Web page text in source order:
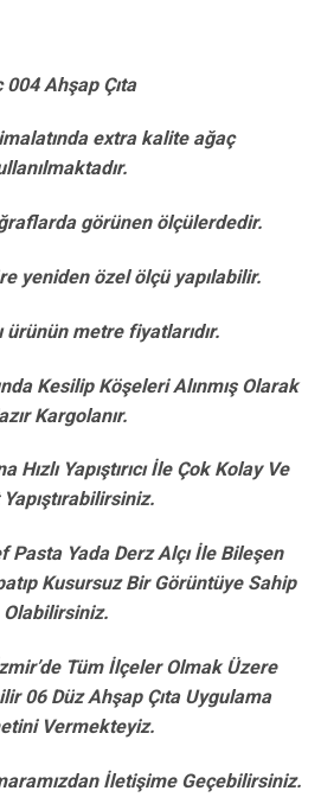
004 Ahşap Çıta
extra kalite ağaç
görünen ölçülerdedir.
yeniden özel ölçü yapılabilir.
ürünün metre fiyatlarıdır.
Kesilip Köşeleri Alınmış Olarak
Kargolanır.
Hızlı Yapıştırıcı İle Çok Kolay Ve
Pasta Yada Derz Alçı İle Bileşen
Kusursuz Bir Görüntüye Sahip
Olabilirsiniz.
Tüm İlçeler Olmak Üzere
06 Düz Ahşap Çıta Uygulama
Vermekteyiz.
İletişime Geçebilirsiniz.